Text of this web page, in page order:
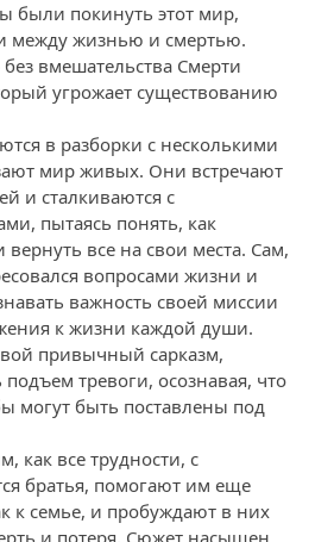
были покинуть этот мир,
между жизнью и смертью.
вмешательства Смерти
угрожает существованию
в разборки с несколькими
мир живых. Они встречают
и сталкиваются с
пытаясь понять, как
все на свои места. Сам,
вопросами жизни и
важность своей миссии
к жизни каждой души.
привычный сарказм,
подъем тревоги, осознавая, что
могут быть поставлены под
как все трудности, с
братья, помогают им еще
к семье, и пробуждают в них
и потеря. Сюжет насыщен